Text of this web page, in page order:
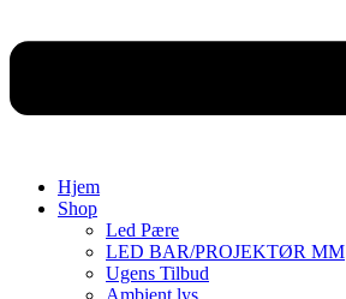
Hjem
Shop
Led Pære
LED BAR/PROJEKTØR MM
Ugens Tilbud
Ambient lys